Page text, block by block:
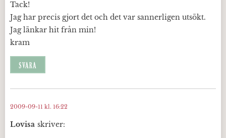
Tack!
Jag har precis gjort det och det var sannerligen utsökt.
Jag länkar hit från min!
kram
SVARA
Lovisa skriver:
2009-09-11 kl. 16:22